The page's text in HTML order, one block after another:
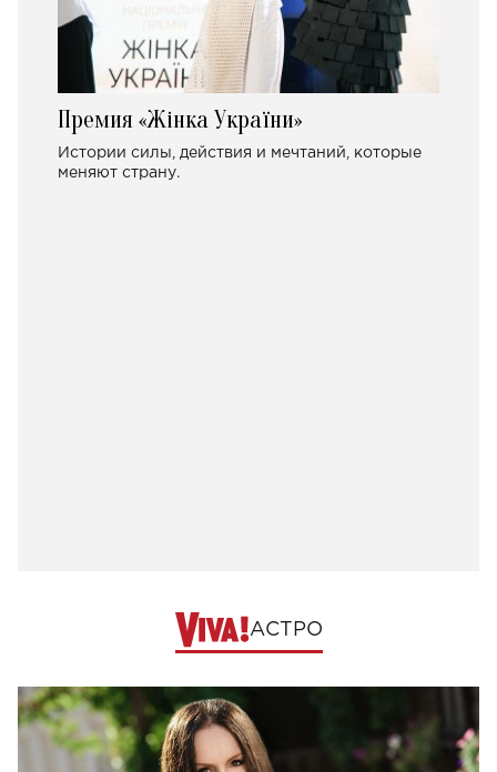
Премия «Жінка України»
Истории силы, действия и мечтаний, которые
меняют страну.
АСТРО